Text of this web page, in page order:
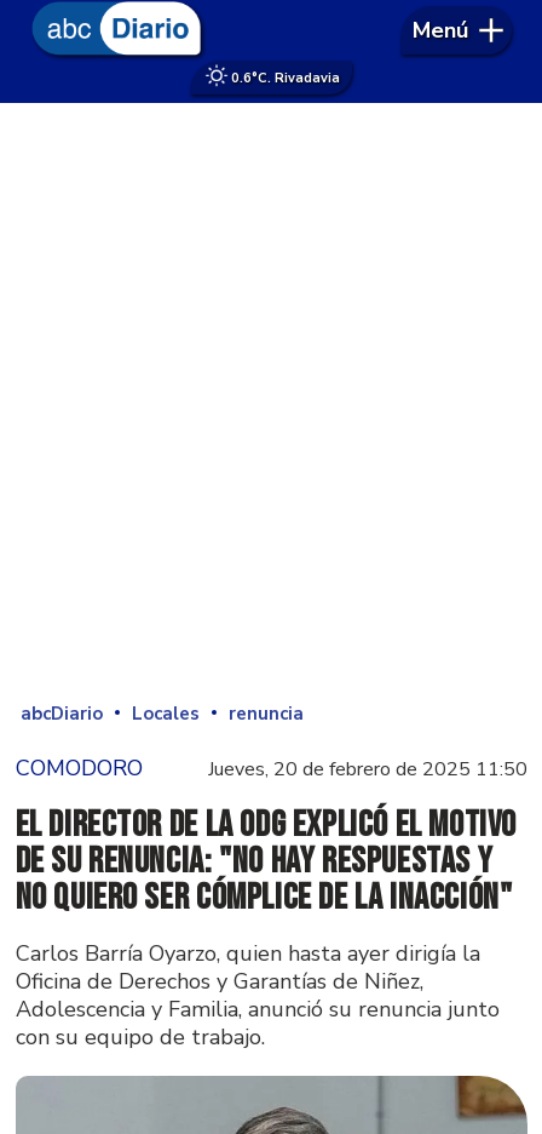
0.6°C. Rivadavia
Menú
abcDiario Locales renuncia
COMODORO Jueves, 20 de febrero de 2025 11:50
El director de la ODG explicó el motivo
de su renuncia: "No hay respuestas y
no quiero ser cómplice de la inacción"
Carlos Barría Oyarzo, quien hasta ayer dirigía la
Oficina de Derechos y Garantías de Niñez,
Adolescencia y Familia, anunció su renuncia junto
con su equipo de trabajo.